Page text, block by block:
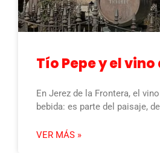
Tío Pepe y el vino
En Jerez de la Frontera, el
bebida: es parte del paisaje,
VER MÁS »